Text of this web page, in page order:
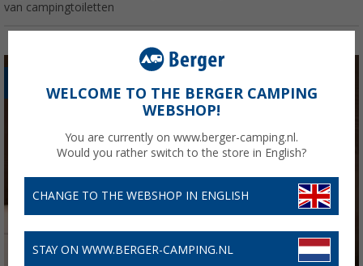
van campingtoiletten
WELCOME TO THE BERGER CAMPING
WEBSHOP!
You are currently on www.berger-camping.nl.
Would you rather switch to the store in English?
CHANGE TO THE WEBSHOP IN ENGLISH
STAY ON WWW.BERGER-CAMPING.NL